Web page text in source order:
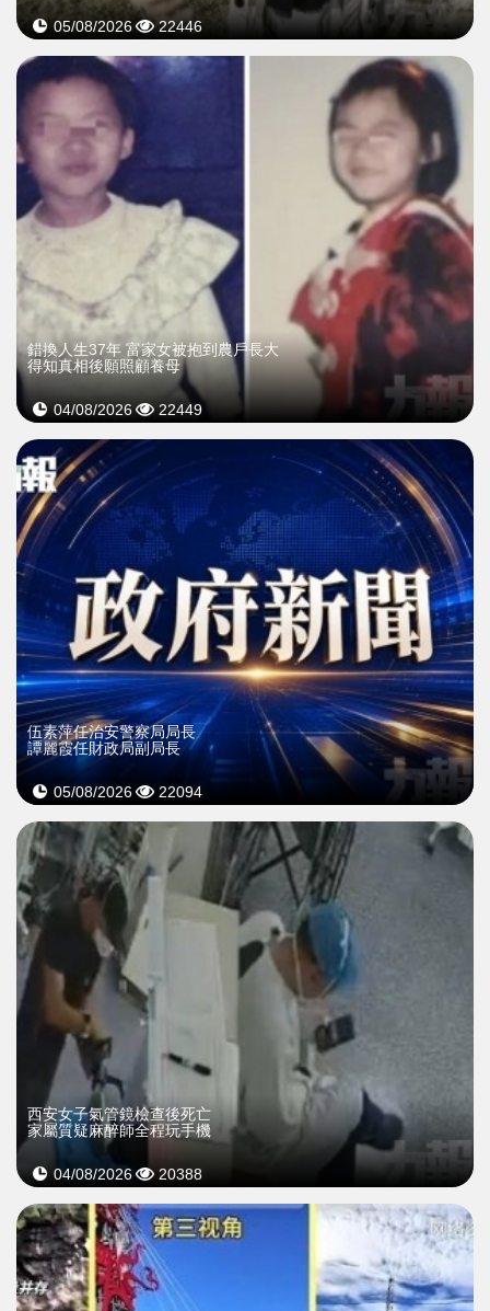
05/08/2026 22446
錯換人生37年 富家女被抱到農戶長大
得知真相後願照顧養母
04/08/2026 22449
伍素萍任治安警察局局長
譚麗霞任財政局副局長
05/08/2026 22094
西安女子氣管鏡檢查後死亡
家屬質疑麻醉師全程玩手機
04/08/2026 20388